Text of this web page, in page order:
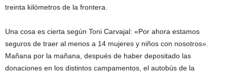
treinta kilómetros de la frontera.
Una cosa es cierta según Toni Carvajal: «Por ahora estamos
seguros de traer al menos a 14 mujeres y niños con nosotros».
Mañana por la mañana, después de haber depositado las
donaciones en los distintos campamentos, el autobús de la